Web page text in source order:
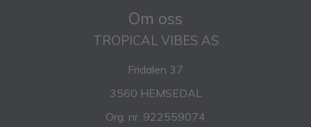
Om oss
TROPICAL VIBES AS
Fridalen 37
3560 HEMSEDAL
Org. nr. 922559074